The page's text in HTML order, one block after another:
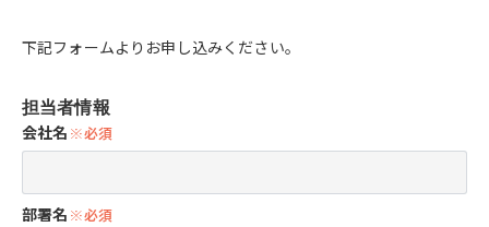
下記フォームよりお申し込みください。
担当者情報
会社名
部署名